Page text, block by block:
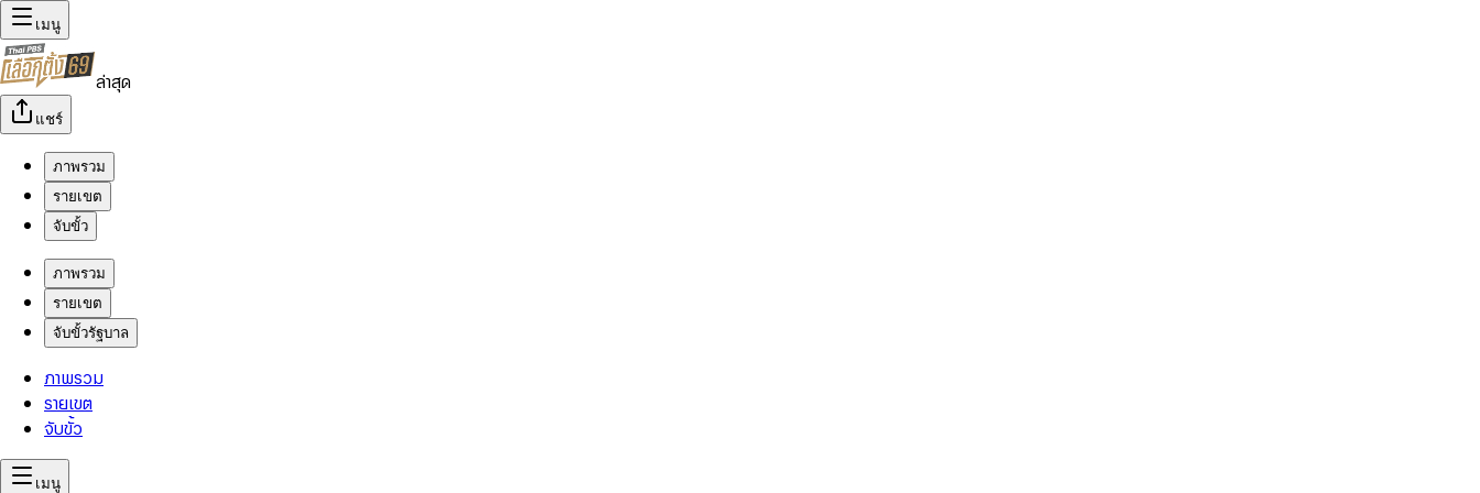
เมนู
ล่าสุด
แชร์
ภาพรวม
รายเขต
จับขั้ว
ภาพรวม
รายเขต
จับขั้วรัฐบาล
ภาพรวม
รายเขต
จับขั้ว
เมนู